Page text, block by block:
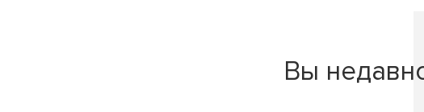
Вы